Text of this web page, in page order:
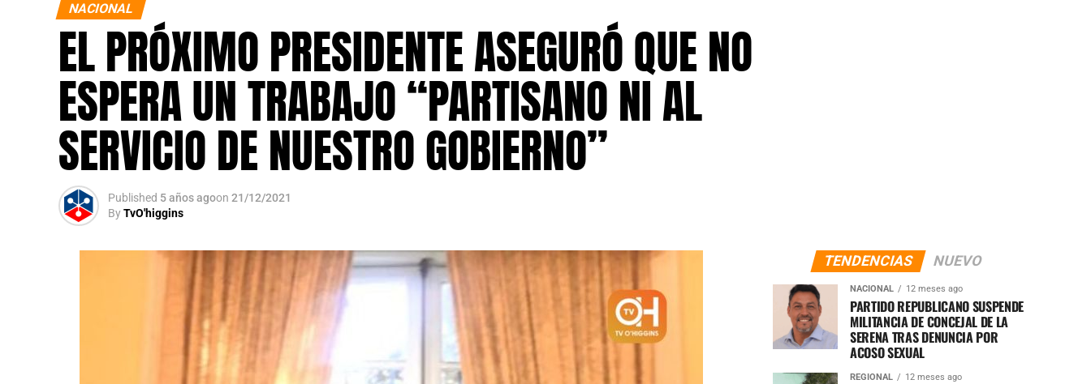
NACIONAL
EL PRÓXIMO PRESIDENTE ASEGURÓ QUE NO
ESPERA UN TRABAJO “PARTISANO NI AL
SERVICIO DE NUESTRO GOBIERNO”
Published 5 años agoon 21/12/2021
ByTvO'higgins
TENDENCIAS NUEVO
NACIONAL 12 meses ago
PARTIDO REPUBLICANO SUSPENDE
MILITANCIA DE CONCEJAL DE LA
SERENA TRAS DENUNCIA POR
ACOSO SEXUAL
REGIONAL 12 meses ago